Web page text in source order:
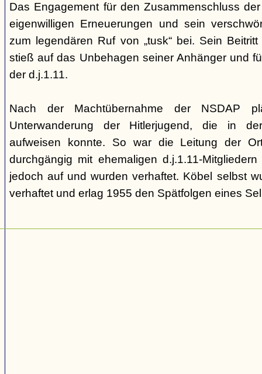
Das Engagement für den Zusammenschluss
eigenwilligen Erneuerungen und sein
zum legendären Ruf von „tusk“ bei. Sein
stieß auf das Unbehagen seiner Anhänger und
der d.j.1.11.
Nach der Machtübernahme der NSDAP
Unterwanderung der Hitlerjugend, die in
aufweisen konnte. So war die Leitung der
durchgängig mit ehemaligen d.j.1.11-
jedoch auf und wurden verhaftet. Köbel selbst
verhaftet und erlag 1955 den Spätfolgen eines